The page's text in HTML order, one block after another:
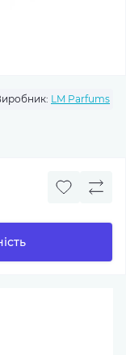
LM Parfums